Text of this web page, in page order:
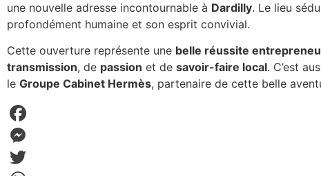
une nouvelle adresse incontournable à Dardilly. Le lieu
profondément humaine et son esprit convivial.
Cette ouverture représente une belle réussite
transmission, de passion et de savoir-faire local. C’est
le Groupe Cabinet Hermès, partenaire de cette belle
Facebook
Messenger